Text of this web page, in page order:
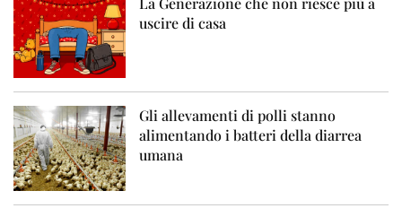
uscire di casa
Gli allevamenti di polli stanno
alimentando i batteri della diarrea
umana